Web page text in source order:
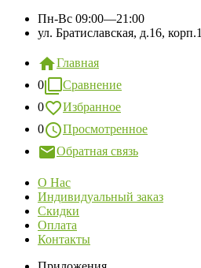
Пн-Вс 09:00—21:00
ул. Братиславская, д.16, корп.1
Главная
0
Сравнение
0
Избранное
0
Просмотренное
Обратная связь
О Нас
Индивидуальный заказ
Скидки
Оплата
Контакты